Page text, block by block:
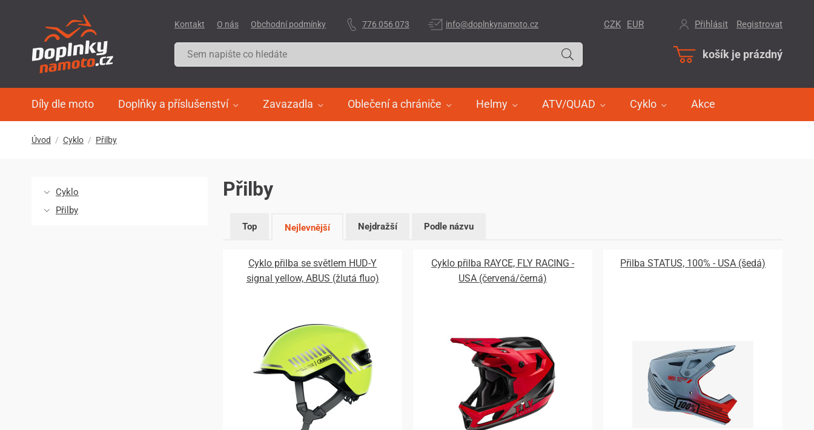
košík je prázdný
Díly dle moto Doplňky a příslušenství Zavazadla Oblečení a chrániče Helmy ATV/QUAD Cyklo Akce
CZK EUR Přihlásit Registrovat
Kontakt O nás Obchodní podmínky 776 056 073 info@doplnkynamoto.cz
Úvod Cyklo Přilby
Cyklo
Přilby
Přilby
Top Nejlevnější Nejdražší Podle názvu
Cyklo přilba se světlem HUD-Y
signal yellow, ABUS (žlutá fluo)
Cyklo přilba RAYCE, FLY RACING -
USA (červená/černá)
Přilba STATUS, 100% - USA (šedá)